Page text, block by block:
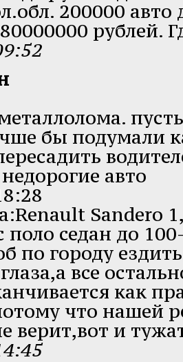
200000 авто
рублей.
бы подумали
авто
Sandero
поло седан до
по городу
все
как
что нашей
верит,вот и